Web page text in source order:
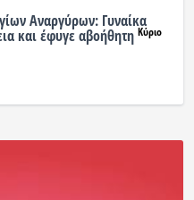
Αναργύρων: Γυναίκα
και έφυγε αβοήθητη Κύριο